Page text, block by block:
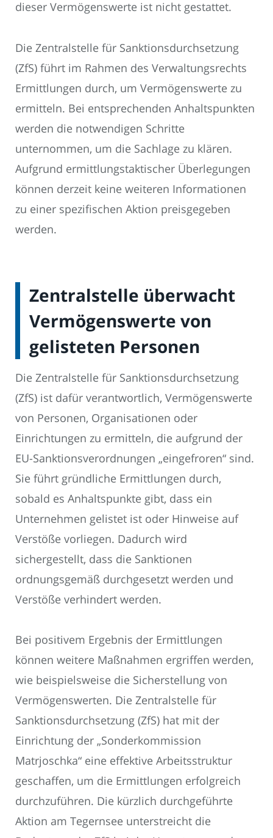
dieser Vermögenswerte ist nicht gestattet.
Die Zentralstelle für Sanktionsdurchsetzung
(ZfS) führt im Rahmen des Verwaltungsrechts
Ermittlungen durch, um Vermögenswerte zu
ermitteln. Bei entsprechenden Anhaltspunkten
werden die notwendigen Schritte
unternommen, um die Sachlage zu klären.
Aufgrund ermittlungstaktischer Überlegungen
können derzeit keine weiteren Informationen
zu einer spezifischen Aktion preisgegeben
werden.
Zentralstelle überwacht
Vermögenswerte von
gelisteten Personen
Die Zentralstelle für Sanktionsdurchsetzung
(ZfS) ist dafür verantwortlich, Vermögenswerte
von Personen, Organisationen oder
Einrichtungen zu ermitteln, die aufgrund der
EU-Sanktionsverordnungen „eingefroren“ sind.
Sie führt gründliche Ermittlungen durch,
sobald es Anhaltspunkte gibt, dass ein
Unternehmen gelistet ist oder Hinweise auf
Verstöße vorliegen. Dadurch wird
sichergestellt, dass die Sanktionen
ordnungsgemäß durchgesetzt werden und
Verstöße verhindert werden.
Bei positivem Ergebnis der Ermittlungen
können weitere Maßnahmen ergriffen werden,
wie beispielsweise die Sicherstellung von
Vermögenswerten. Die Zentralstelle für
Sanktionsdurchsetzung (ZfS) hat mit der
Einrichtung der „Sonderkommission
Matrjoschka“ eine effektive Arbeitsstruktur
geschaffen, um die Ermittlungen erfolgreich
durchzuführen. Die kürzlich durchgeführte
Aktion am Tegernsee unterstreicht die